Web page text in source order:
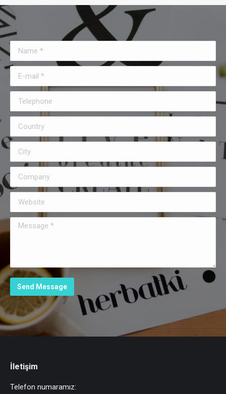
Name *
E-mail *
Telephone
Country
City
Company
Website
Message *
Send Message
İletişim
Telefon numaramız: